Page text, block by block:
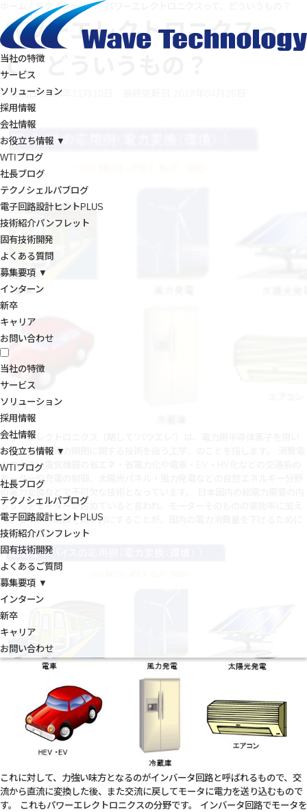
当社の特徴
サービス
ソリューション
採用情報
会社情報
お役立ち情報 ▼
WTIブログ
社長ブログ
テクノシェルパブログ
電子回路設計ヒントPLUS
技術紹介パンフレット
固有技術開発
よくある質問
募集要項 ▼
インターン
新卒
キャリア
お問い合わせ
当社の特徴
サービス
ソリューション
採用情報
会社情報
お役立ち情報 ▼
WTIブログ
社長ブログ
テクノシェルパブログ
電子回路設計ヒントPLUS
技術紹介パンフレット
固有技術開発
よくあるご質問
募集要項 ▼
インターン
新卒
キャリア
お問い合わせ
テクノシェルパ /
パワーエレクトロニクスっ
て、どういうもの？
投稿日:2018年11月10日
パワーエレクトロニクス（略して“パワエレ”）は、電力用半導体素子を用い
た電力変換、電力開閉に関する技術を扱う工学、のことを指します。 消費電
力の大きい電気機器の省エネ・省電力化や電車・EV・HV化などの交通系の
モーターや充電の制御、太陽光パネル・風力発電などの自然エネルギー分野
５５％をモーターが占めていると言われ、モーターそのものの高効率に加え
て、モーター制御を効率的にすることが、国内の電力消費量を下げるために
極めて重要です。
これに対して、力強い味方となるのがインバータ回路と呼ばれるもので、交
流から直流に変換した後、また交流に戻してモータに電力を送り込むもので
す。 これもパワーエレクトロニクスの分野です。 インバータ回路でモータを